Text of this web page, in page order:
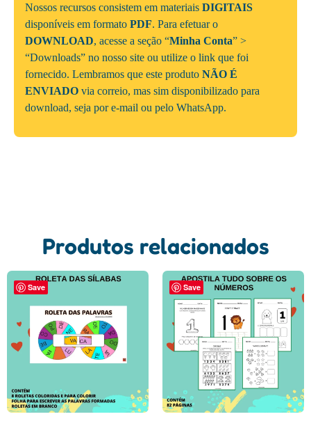
Nossos recursos consistem em materiais DIGITAIS
disponíveis em formato PDF. Para efetuar o
DOWNLOAD, acesse a seção “Minha Conta” >
“Downloads” no nosso site ou utilize o link que foi
fornecido. Lembramos que este produto NÃO É
ENVIADO via correio, mas sim disponibilizado para
download, seja por e-mail ou pelo WhatsApp.
Produtos relacionados
Save Save